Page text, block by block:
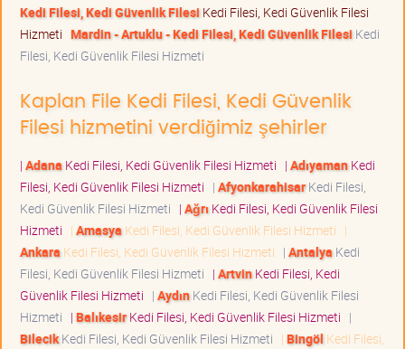
Kedi Filesi, Kedi Güvenlik Filesi Kedi Filesi, Kedi Güvenlik Filesi
Hizmeti Mardin - Artuklu - Kedi Filesi, Kedi Güvenlik Filesi Kedi
Filesi, Kedi Güvenlik Filesi Hizmeti
Kaplan File Kedi Filesi, Kedi Güvenlik
Filesi hizmetini verdiğimiz şehirler
| Adana Kedi Filesi, Kedi Güvenlik Filesi Hizmeti | AdıyamanKedi
Filesi, Kedi Güvenlik Filesi Hizmeti | AfyonkarahisarKedi Filesi,
Kedi Güvenlik Filesi Hizmeti | Ağrı Kedi Filesi, Kedi Güvenlik Filesi
Hizmeti | Amasya Kedi Filesi, Kedi Güvenlik Filesi Hizmeti |
Ankara Kedi Filesi, Kedi Güvenlik Filesi Hizmeti | Antalya Kedi
Filesi, Kedi Güvenlik Filesi Hizmeti | ArtvinKedi Filesi, Kedi
Güvenlik Filesi Hizmeti | AydınKedi Filesi, Kedi Güvenlik Filesi
Hizmeti | BalıkesirKedi Filesi, Kedi Güvenlik Filesi Hizmeti |
BilecikKedi Filesi, Kedi Güvenlik Filesi Hizmeti | Bingöl Kedi Filesi,